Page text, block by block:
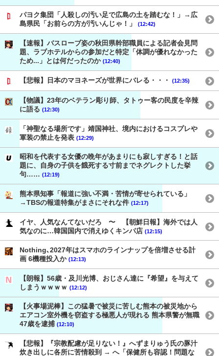
パヨク集団「人殺しの汚い足で広島の土を踏むな！」→広
島県民「お前らの方が汚いんじゃ！」
(12:42)
【速報】バスローブ姿の秋田県幹部職員による記者会見問
題、ラブホテルからの参加だと特定「体調が優れなかった
ため...」とは何だったのか (12:40)
【悲報】日本のマヨネーズが世界にバレる・・・ (12:35)
【物議】23年のベテラン彫り師、タトゥー客の民度を辛辣
に語る (12:30)
「神聖なる場所です」靖国神社、境内におけるコスプレや
軍装の禁止を発表 (12:29)
昭和を代表する女優の晩年があまりにも寂しすぎる！と話
題に、自身の子供を餓死する寸前までネグレクトした挙
句…… (12:19)
熊本県知事「報道に強い不満・苦情が寄せられている」
→TBSの報道特集がまさにそれな件 (12:17)
イヤ、人気なんてないだろ 〜 【朝鮮日報】海外では人
気なのに…韓国国内で消えゆくキンパ店 (12:15)
Nothing､2027年はスマホのラインナップを倍増させる計
画 6機種投入か (12:13)
【朗報】56歳・及川光博、おじさん達に『希望』を与えて
しまうｗｗｗｗ (12:12)
【火事場泥棒】この猛暑で被災に苦しむ熊本の被災地から
エアコン室外機を窃盗する極悪人が現れる 熊本県警が無職
47歳を逮捕 (12:10)
【悲報】『宗教配慮が足りない！』へずまりゅう氏の豚汁
炊き出しに各所に苦情殺到 → へ「保健所も容認！問題な